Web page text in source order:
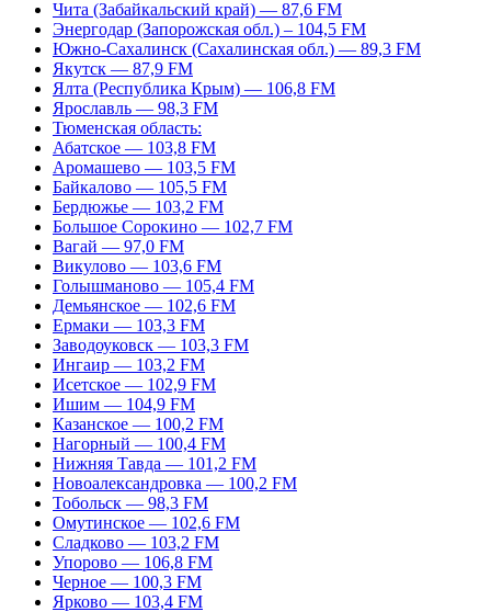
Чита (Забайкальский край) — 87,6 FM
Энергодар (Запорожская обл.) – 104,5 FM
Южно-Сахалинск (Сахалинская обл.) — 89,3 FM
Якутск — 87,9 FM
Ялта (Республика Крым) — 106,8 FM
Ярославль — 98,3 FM
Тюменская область:
Абатское — 103,8 FM
Аромашево — 103,5 FM
Байкалово — 105,5 FM
Бердюжье — 103,2 FM
Большое Сорокино — 102,7 FM
Вагай — 97,0 FM
Викулово — 103,6 FM
Голышманово — 105,4 FM
Демьянское — 102,6 FM
Ермаки — 103,3 FM
Заводоуковск — 103,3 FM
Ингаир — 103,2 FM
Исетское — 102,9 FM
Ишим — 104,9 FM
Казанское — 100,2 FM
Нагорный — 100,4 FM
Нижняя Тавда — 101,2 FM
Новоалександровка — 100,2 FM
Тобольск — 98,3 FM
Омутинское — 102,6 FM
Сладково — 103,2 FM
Упорово — 106,8 FM
Черное — 100,3 FM
Ярково — 103,4 FM